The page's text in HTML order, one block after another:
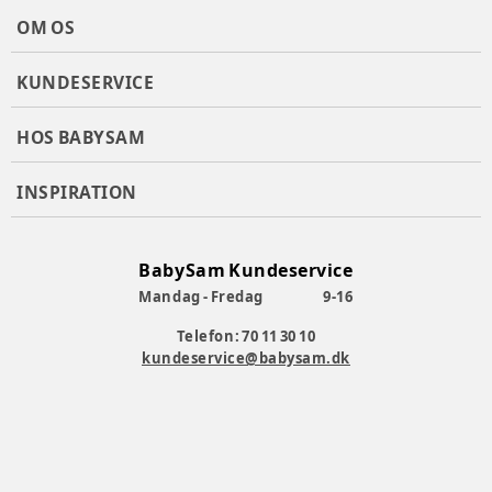
OM OS
KUNDESERVICE
HOS BABYSAM
INSPIRATION
BabySam Kundeservice
Mandag - Fredag
9-16
Telefon: 70 11 30 10
kundeservice@babysam.dk